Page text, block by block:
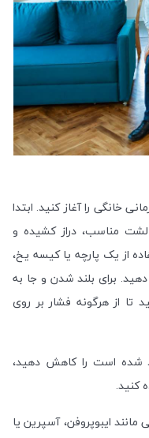
خانگی را آغاز کنید. ابتدا
مناسب، دراز کشیده و
از یک پارچه یا کیسه یخ،
دهید. برای بلند شدن و جا به
تا از هرگونه فشار بر روی
شده است را کاهش دهید،
کنید.
مانند ایبوپروفن، آسپرین یا